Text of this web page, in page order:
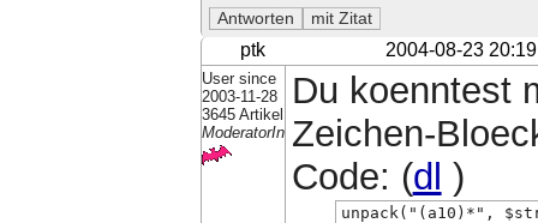
ptk 2004-08-23 20:19
User since
2003-11-28
3645 Artikel
ModeratorIn
Du koenntest
Zeichen-
Code: (dl )
unpack("(a10)*",